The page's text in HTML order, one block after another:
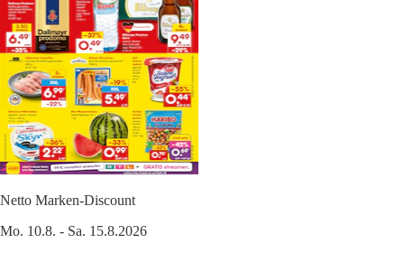
Netto Marken-Discount
Mo. 10.8. - Sa. 15.8.2026